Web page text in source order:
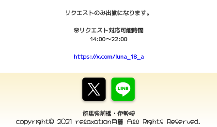
リクエストのみ出勤になります。
🌸リクエスト対応可能時間
14:00〜22:00
https://x.com/luna_18_a
群馬県前橋・伊勢崎
copyright© 2021 relaxation月麗 All Rights Reserved.